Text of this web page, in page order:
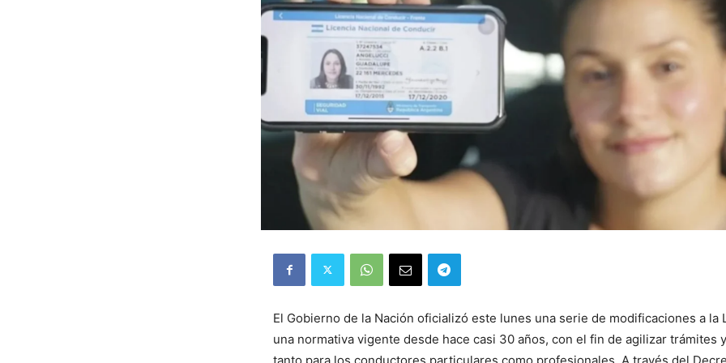
El Gobierno de la Nación oficializó este lunes una serie de modificaciones a la
una normativa vigente desde hace casi 30 años, con el fin de agilizar trámites